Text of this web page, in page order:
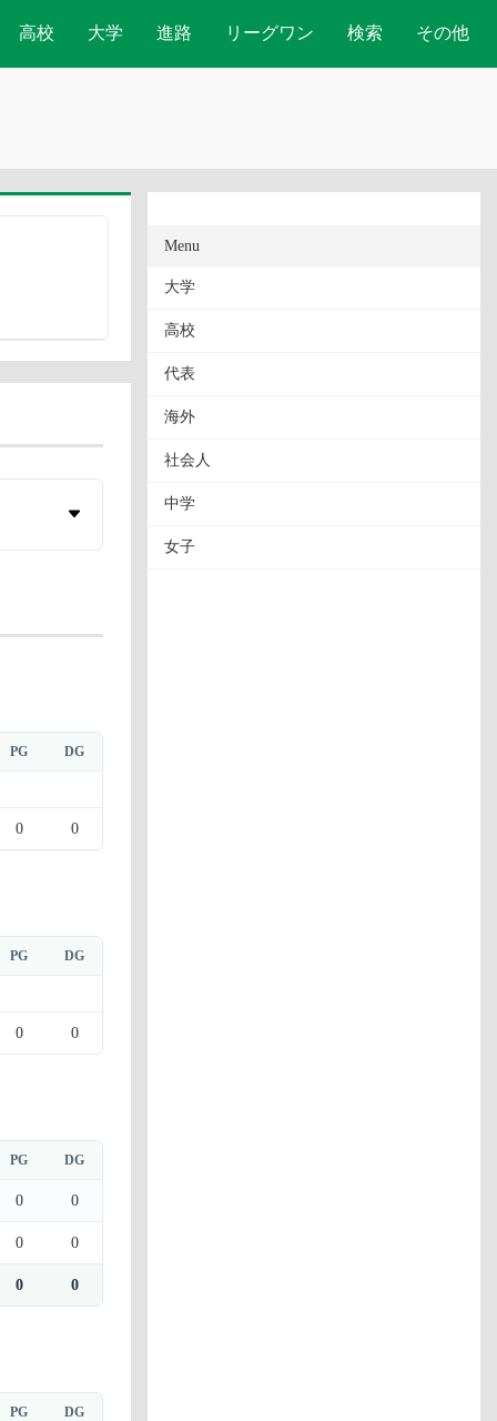
高校 大学 進路 リーグワン 検索 その他
PG DG
0 0
PG DG
0 0
PG DG
0 0
0 0
0 0
PG DG
Menu
大学
高校
代表
海外
社会人
中学
女子